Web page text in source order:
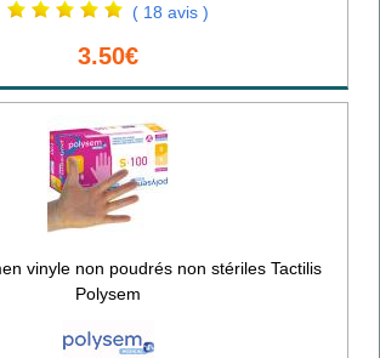
( 18 avis )
3.50€
vinyle non poudrés non stériles Tactilis
Polysem